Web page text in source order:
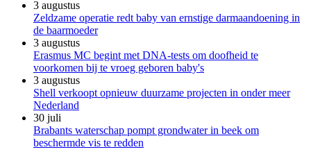
3 augustus
Zeldzame operatie redt baby van ernstige darmaandoening in
de baarmoeder
3 augustus
Erasmus MC begint met DNA-tests om doofheid te
voorkomen bij te vroeg geboren baby's
3 augustus
Shell verkoopt opnieuw duurzame projecten in onder meer
Nederland
30 juli
Brabants waterschap pompt grondwater in beek om
beschermde vis te redden